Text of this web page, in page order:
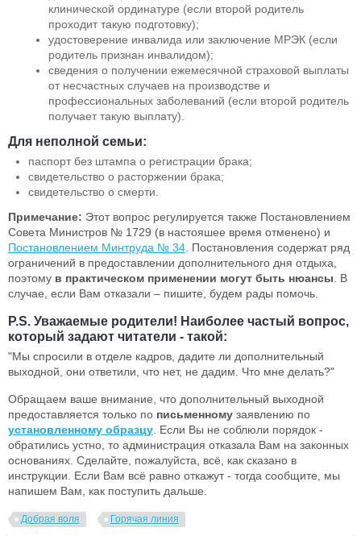
клинической ординатуре (если второй родитель
проходит такую подготовку);
удостоверение инвалида или заключение МРЭК (если
родитель признан инвалидом);
сведения о получении ежемесячной страховой выплаты
от несчастных случаев на производстве и
профессиональных заболеваний (если второй родитель
получает такую выплату).
Для неполной семьи:
паспорт без штампа о регистрации брака;
свидетельство о расторжении брака;
свидетельство о смерти.
Примечание: Этот вопрос регулируется также Постановлением
Совета Министров № 1729 (в настояшее время отменено) и
Постановлением Минтруда № 34 . Постановления содержат ряд
ограничений в предоставлении дополнительного дня отдыха,
поэтому в практическом применении могут быть нюансы . В
случае, если Вам отказали – пишите, будем рады помочь.
P.S. Уважаемые родители! Наиболее частый вопрос,
который задают читатели - такой:
"Мы спросили в отделе кадров, дадите ли дополнительный
выходной, они ответили, что нет, не дадим. Что мне делать?"
Обращаем ваше внимание, что дополнительный выходной
предоставляется только по письменному заявлению по
установленному образцу . Если Вы не соблюли порядок -
обратились устно, то администрация отказала Вам на законных
основаниях. Сделайте, пожалуйста, всё, как сказано в
инструкции. Если Вам всё равно откажут - тогда сообщите, мы
напишем Вам, как поступить дальше.
Добрая воля Горячая линия